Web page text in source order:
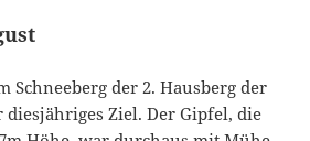
Schneeberg der 2. Hausberg der
Ziel. Der Gipfel, die